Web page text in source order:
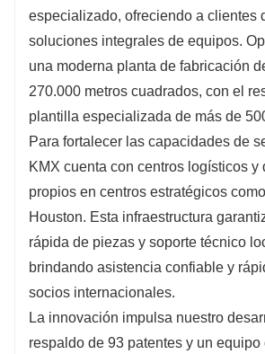
especializado, ofreciendo a clientes
soluciones integrales de equipos.
una moderna planta de fabricación
270.000 metros cuadrados, con el
plantilla especializada de más de
Para fortalecer las capacidades de
KMX cuenta con centros logísticos y
propios en centros estratégicos
Houston. Esta infraestructura
rápida de piezas y soporte técnico
brindando asistencia confiable y
socios internacionales.
La innovación impulsa nuestro
respaldo de 93 patentes y un equipo